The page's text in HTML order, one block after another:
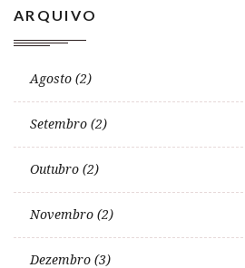
ARQUIVO
Agosto (2)
Setembro (2)
Outubro (2)
Novembro (2)
Dezembro (3)